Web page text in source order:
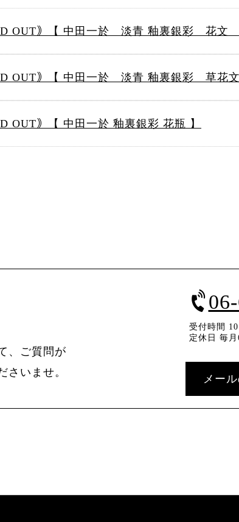
OUT｠【 中田一於 淡青 釉裏銀彩 花文
OUT｠【 中田一於 淡青 釉裏銀彩 草花
OUT｠【 中田一於 釉裏銀彩 花瓶 】
、ご質問が
さいませ。
受付時間
定休日 毎月
メー